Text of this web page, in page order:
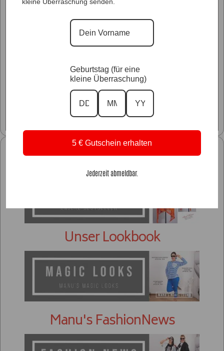
Glitzer Styles
Unsere Kollektionen
Unser Lookbook
Manu's FashionNews
Geburtstag (für eine
kleine Überraschung)
5 € Gutschein erhalten
Jederzeit abmeldbar.